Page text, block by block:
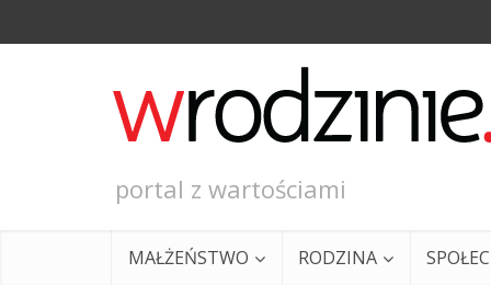
portal z wartościami
MAŁŻEŃSTWO RODZINA